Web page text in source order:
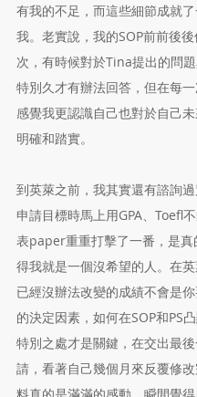
有我的不足，而這些細節成就
我。老實說，我的SOP前前後
次，有時候對於Tina提出的問
特別久才有辦法回答，但在每
感覺我更認識自己也對於自己
明確和踏實。
到英萊之前，我其實還有諮詢
申請目標時馬上用GPA、Toefl
表paper重重打擊了一番，是真
得我就是一個沒希望的人。在
已經沒辦法改變的成績不會是
的決定因素，如何在SOP和PS
特別之處才是關鍵，在交出最
請，看著自己幾個月來反覆修改